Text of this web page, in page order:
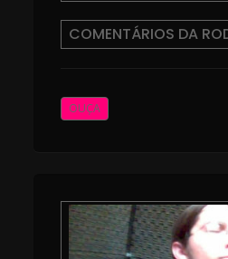
COMENTÁRIOS DA
OUÇA